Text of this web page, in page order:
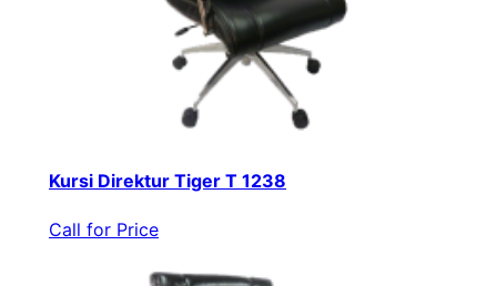
Kursi Direktur Tiger T 1238
Call for Price